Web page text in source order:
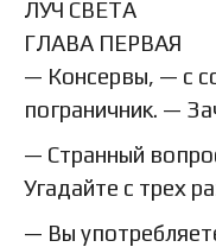
ЛУЧ СВЕТА
ГЛАВА ПЕРВАЯ
— Консервы, — с
пограничник. —
— Странный
Угадайте с трех
— Вы